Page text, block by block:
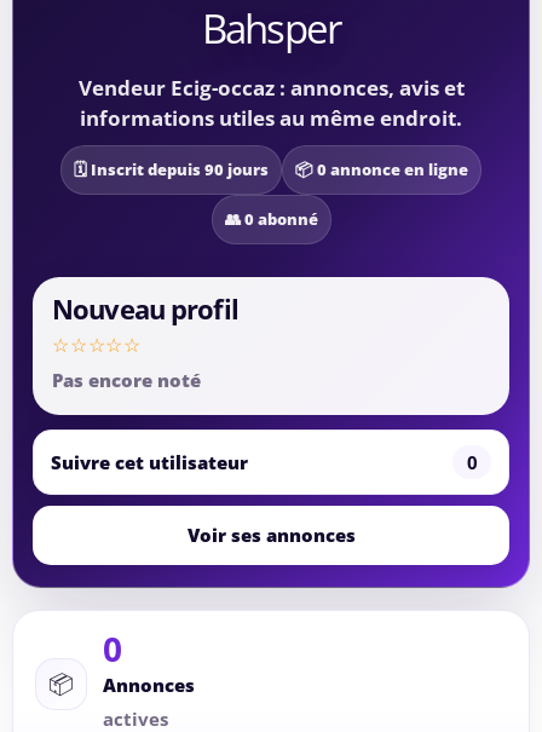
Bahsper
Vendeur Ecig-occaz : annonces, avis et
informations utiles au même endroit.
🗓️ Inscrit depuis 90 jours 📦 0 annonce en ligne
👥 0 abonné
Nouveau profil
☆☆☆☆☆
Pas encore noté
Suivre cet utilisateur 0
Voir ses annonces
📦
0
Annonces
actives